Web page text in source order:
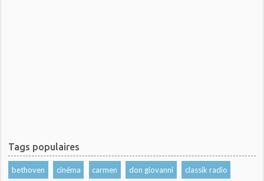
Tags populaires
bethoven cinéma carmen don giovanni classik radio